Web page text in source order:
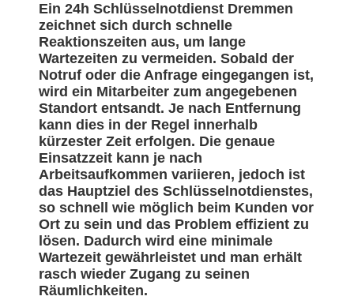
Ein 24h Schlüsselnotdienst Dremmen
zeichnet sich durch schnelle
Reaktionszeiten aus, um lange
Wartezeiten zu vermeiden. Sobald der
Notruf oder die Anfrage eingegangen ist,
wird ein Mitarbeiter zum angegebenen
Standort entsandt. Je nach Entfernung
kann dies in der Regel innerhalb
kürzester Zeit erfolgen. Die genaue
Einsatzzeit kann je nach
Arbeitsaufkommen variieren, jedoch ist
das Hauptziel des Schlüsselnotdienstes,
so schnell wie möglich beim Kunden vor
Ort zu sein und das Problem effizient zu
lösen. Dadurch wird eine minimale
Wartezeit gewährleistet und man erhält
rasch wieder Zugang zu seinen
Räumlichkeiten.